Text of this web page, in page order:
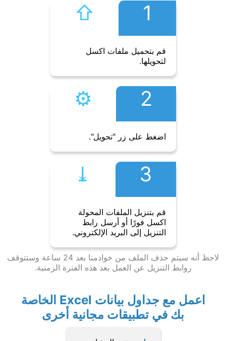
1
⇧︎
قم بتحميل ملفات اكسل
لتحويلها.
2
⚙︎
اضغط على زر "تحويل".
3
⤓︎
قم بتنزيل الملفات المحولة
اكسل فورًا أو أرسل رابط
التنزيل إلى البريد الإلكتروني.
لاحظ أنه سيتم حذف الملف من خوادمنا بعد 24 ساعة وستتوقف
روابط التنزيل عن العمل بعد هذه الفترة الزمنية.
اعمل مع جداول بيانات Excel الخاصة
بك في تطبيقات مجانية أخرى